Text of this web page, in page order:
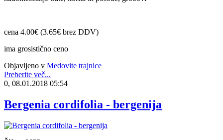
cena 4.00€ (3.65€ brez DDV)
ima grosistično ceno
Objavljeno v Medovite trajnice
Preberite več...
0, 08.01.2018 05:54
Bergenia cordifolia - bergenija